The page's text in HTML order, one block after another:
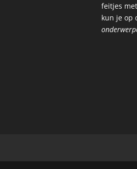
feitjes
kun je op